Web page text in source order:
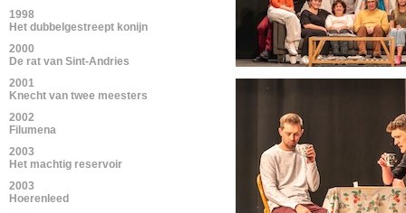
1998
Het dubbelgestreept konijn
2000
De rat van Sint-Andries
2001
Knecht van twee meesters
2002
Filumena
2003
Het machtig reservoir
2003
Hoerenleed